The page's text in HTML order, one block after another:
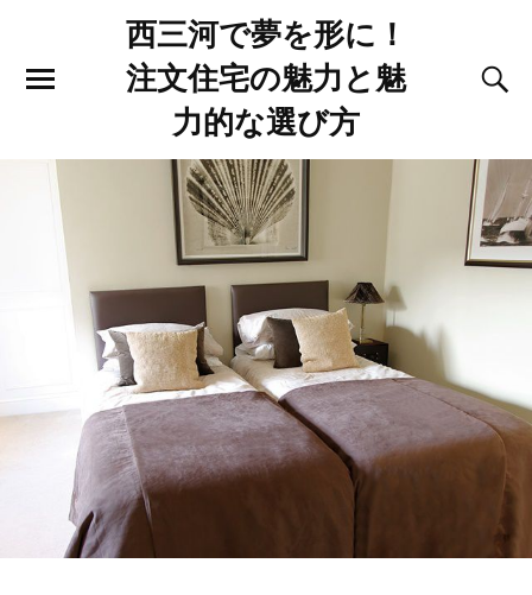
西三河で夢を形に！
注文住宅の魅力と魅
力的な選び方